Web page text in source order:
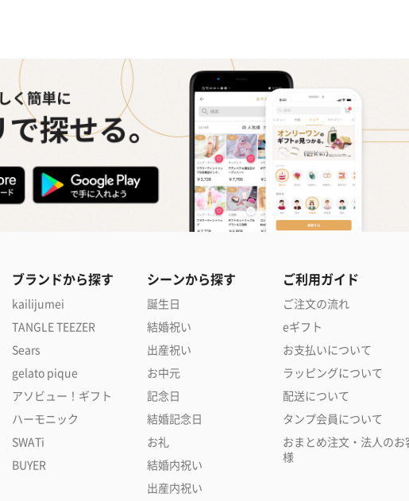
ブランドから探す
kailijumei
TANGLE TEEZER
Sears
gelato pique
アソビュー！ギフト
ハーモニック
SWATi
BUYER
シーンから探す
誕生日
結婚祝い
出産祝い
お中元
記念日
結婚記念日
お礼
結婚内祝い
出産内祝い
ご利用ガイド
ご注文の流れ
eギフト
お支払いについて
ラッピングについて
配送について
タンプ会員について
おまとめ注文・法人のお
様